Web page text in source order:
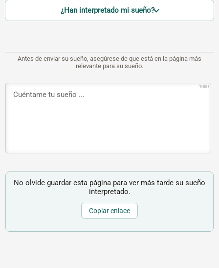
¿Han interpretado mi sueño?
Antes de enviar su sueño, asegúrese de que está en la página más
relevante para su sueño.
1000
No olvide guardar esta página para ver más tarde su sueño
interpretado.
Copiar enlace